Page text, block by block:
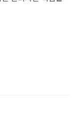
온라인으로 완료
의 설명입니다:
정되어 있습니다.
보, 금융 세부 정